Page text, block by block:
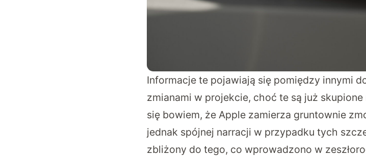
Informacje te pojawiają się pomiędzy innymi
zmianami w projekcie, choć te są już
się bowiem, że Apple zamierza gruntownie
jednak spójnej narracji w przypadku tych
zbliżony do tego, co wprowadzono w